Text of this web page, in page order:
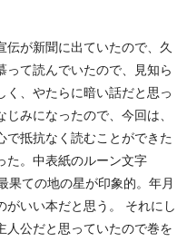
が新聞に出ていたので、久
って読んでいたので、見知ら
、やたらに暗い話だと思っ
みになったので、今回は、
で抵抗なく読むことができた
た。中表紙のルーン文字
果ての地の星が印象的。年月
がいい本だと思う。 それにし
人公だと思っていたので巻を